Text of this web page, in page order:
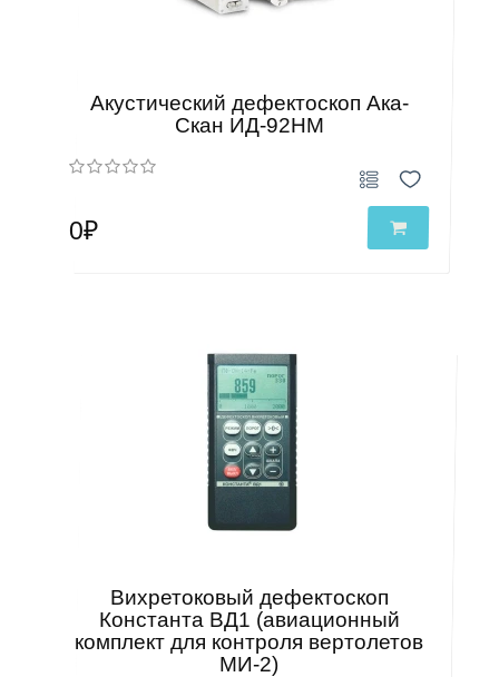
Акустический дефектоскоп Ака-
Скан ИД-92НМ
0₽
Вихретоковый дефектоскоп
Константа ВД1 (авиационный
комплект для контроля вертолетов
МИ-2)